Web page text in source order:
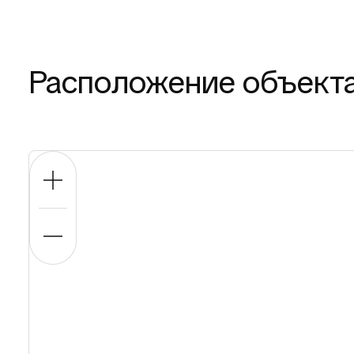
Расположение